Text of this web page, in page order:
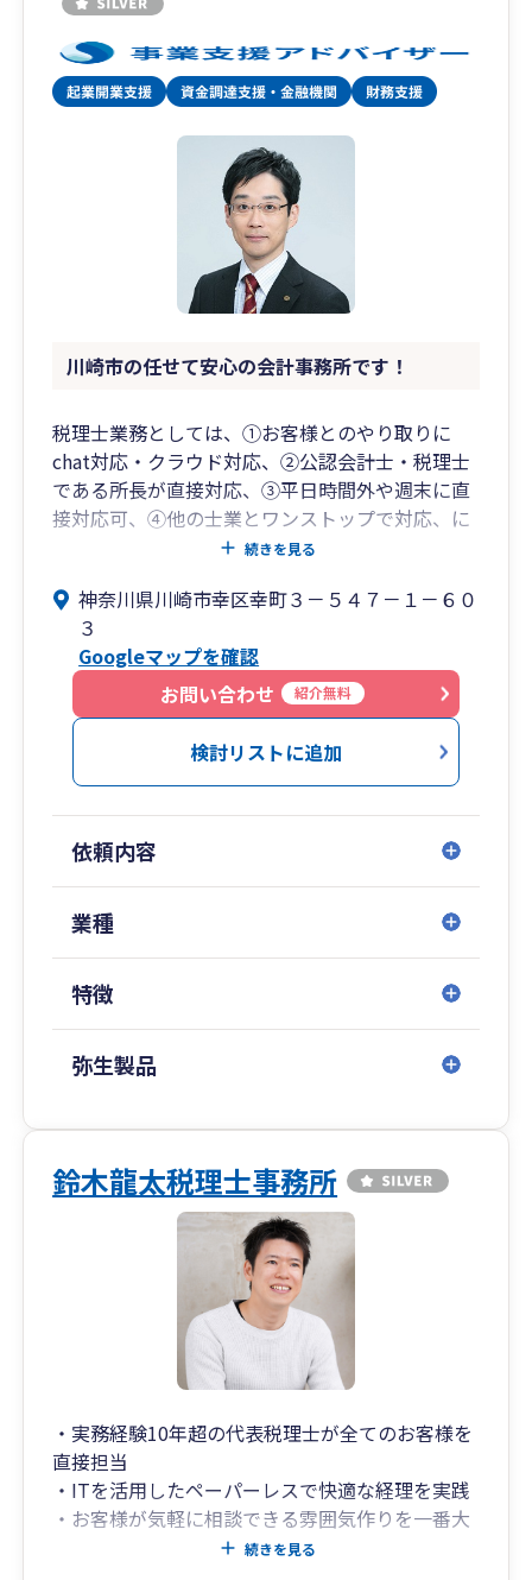
川崎市の任せて安心の会計事務所です！
税理士業務としては、①お客様とのやり取りに
chat対応・クラウド対応、②公認会計士・税理士
である所長が直接対応、③平日時間外や週末に直
接対応可、④他の士業とワンストップで対応、に
より、お客様の利便性、安心感、満足感の最大化
なお、コンサルティング業務は神田小川町事務所
で対応しております。
続きを見る
神奈川県川崎市幸区幸町３－５４７－１－６０
３
Googleマップを確認
お問い合わせ
紹介無料
検討リストに追加
依頼内容
業種
特徴
弥生製品
鈴木龍太税理士事務所
・実務経験10年超の代表税理士が全てのお客様を
直接担当
・ITを活用したペーパーレスで快適な経理を実践
・お客様が気軽に相談できる雰囲気作りを一番大
続きを見る